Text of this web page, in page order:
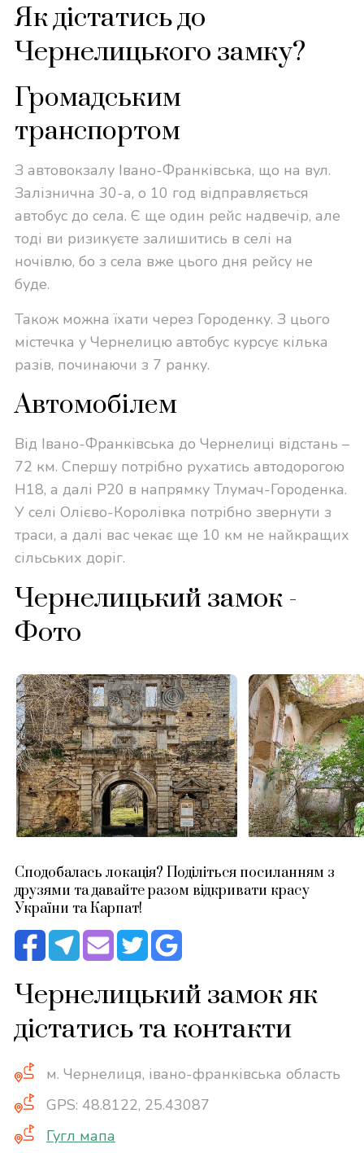
Як дістатись до
Чернелицького замку?
Громадським
транспортом
З автовокзалу Івано-Франківська, що на вул.
Залізнична 30-а, о 10 год відправляється
автобус до села. Є ще один рейс надвечір, але
тоді ви ризикуєте залишитись в селі на
ночівлю, бо з села вже цього дня рейсу не
буде.
Також можна їхати через Городенку. З цього
містечка у Чернелицю автобус курсує кілька
разів, починаючи з 7 ранку.
Автомобілем
Від Івано-Франківська до Чернелиці відстань –
72 км. Спершу потрібно рухатись автодорогою
Н18, а далі Р20 в напрямку Тлумач-Городенка.
У селі Олієво-Королівка потрібно звернути з
траси, а далі вас чекає ще 10 км не найкращих
сільських доріг.
Чернелицький замок -
Фото
Сподобалась локація? Поділіться посиланням з
друзями та давайте разом відкривати красу
України та Карпат!
Чернелицький замок як
дістатись та контакти
м. Чернелиця, івано-франківська область
GPS: 48.8122, 25.43087
Гугл мапа